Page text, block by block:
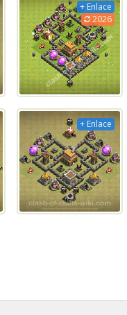
+ Enlace
2026
+ Enlace